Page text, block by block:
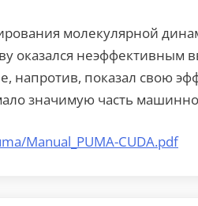
молекулярной
оказался
напротив, показал свою
значимую часть
Manual_PUMA-CUDA.pdf